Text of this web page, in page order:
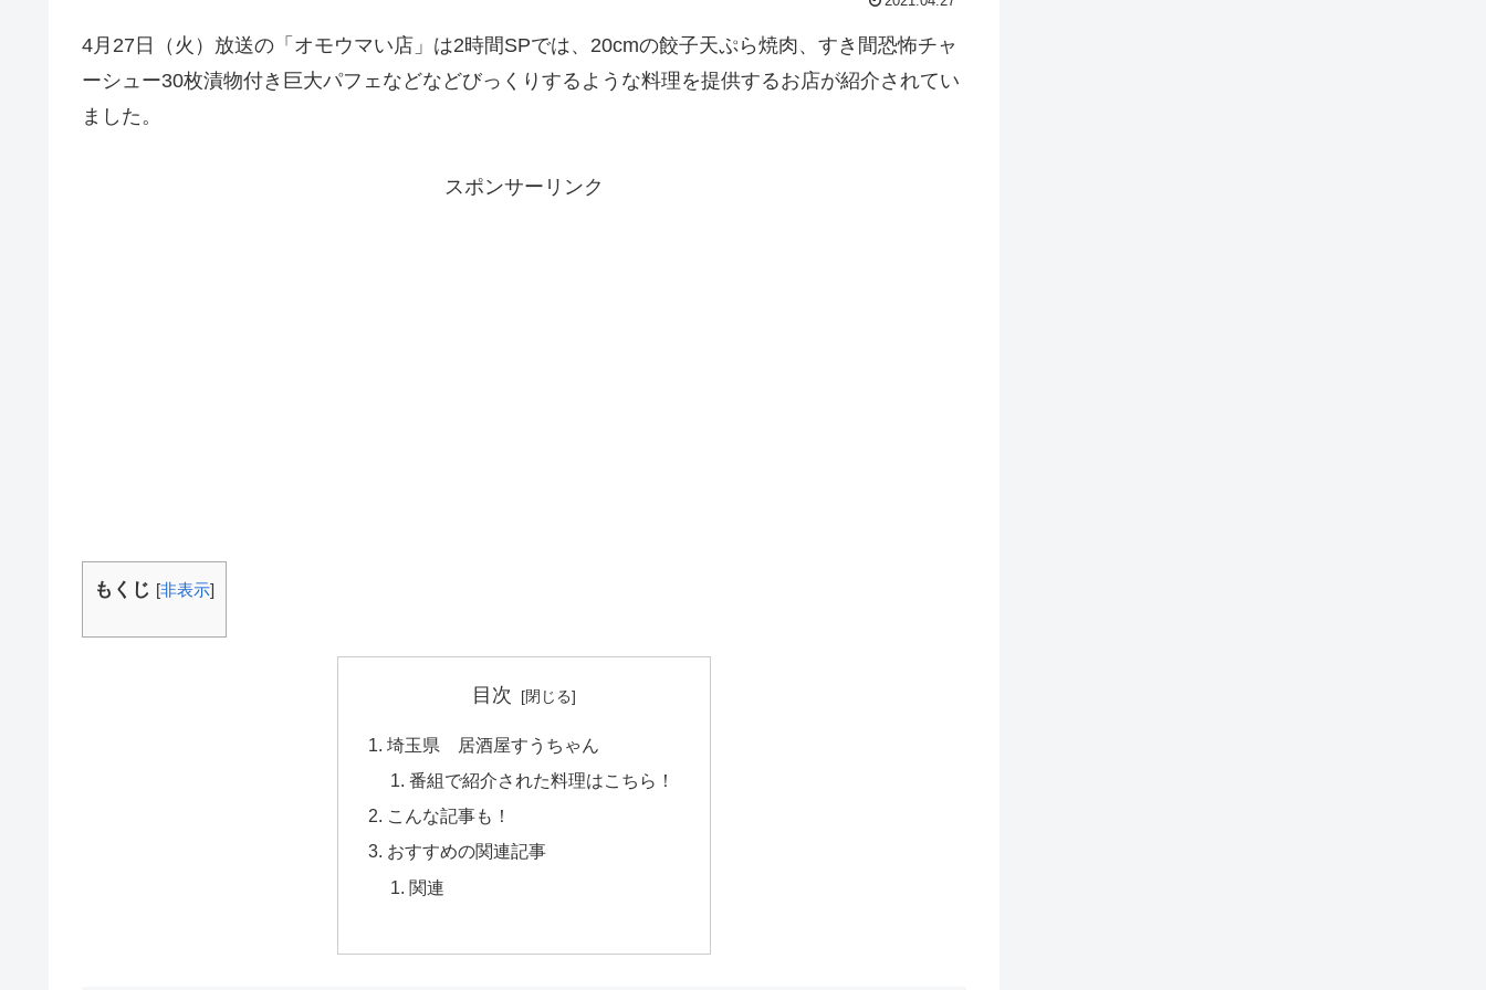
4月27日（火）放送の「オモウマい店」は2時間SPでは、20cmの餃子天ぷら焼肉、すき間恐怖チャ
ーシュー30枚漬物付き巨大パフェなどなどびっくりするような料理を提供するお店が紹介されてい
ました。
スポンサーリンク
もくじ [非表示]
目次
埼玉県 居酒屋すうちゃん
番組で紹介された料理はこちら！
こんな記事も！
おすすめの関連記事
関連